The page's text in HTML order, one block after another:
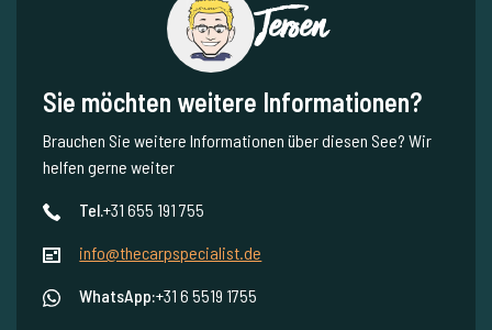
Jeroen
Sie möchten weitere Informationen?
Brauchen Sie weitere Informationen über diesen See? Wir
helfen gerne weiter
Tel.+31 655 191 755
info@thecarpspecialist.de
WhatsApp:+31 6 5519 1755